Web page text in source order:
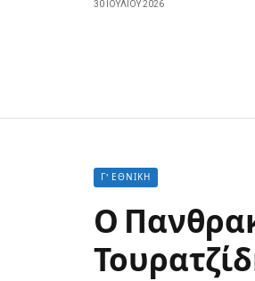
30 ΙΟΥΛΊΟΥ 2026
Γ' ΕΘΝΙΚΉ
Ο